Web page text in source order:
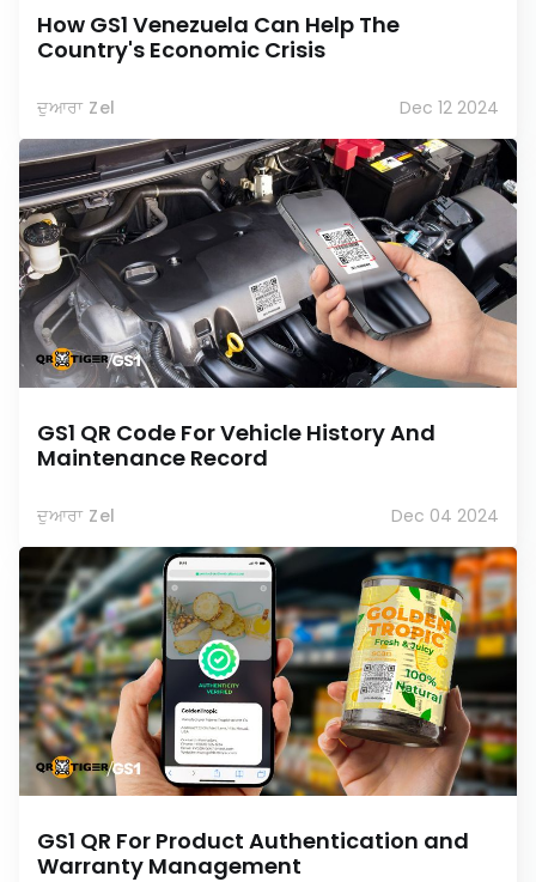
How GS1 Venezuela Can Help The
Country's Economic Crisis
ਦੁਆਰਾ Zel Dec 12 2024
GS1 QR Code For Vehicle History And
Maintenance Record
ਦੁਆਰਾ Zel Dec 04 2024
GS1 QR For Product Authentication and
Warranty Management